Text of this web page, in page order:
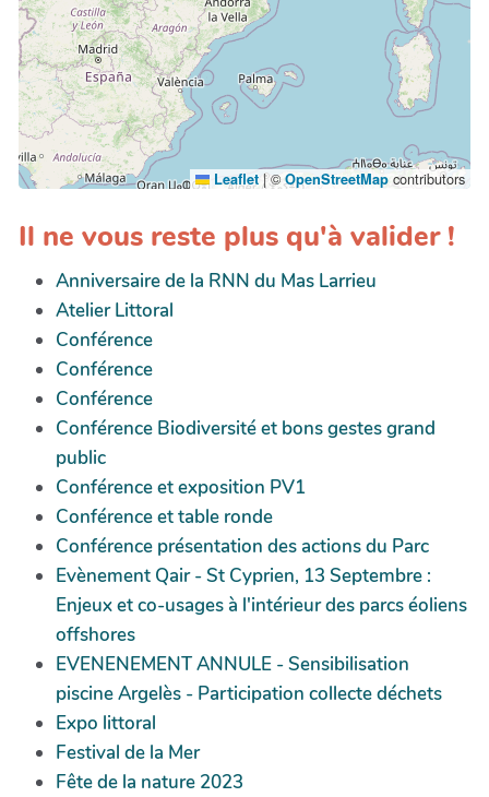
Leaflet |©OpenStreetMap contributors
Il ne vous reste plus qu'à valider !
Anniversaire de la RNN du Mas Larrieu
Atelier Littoral
Conférence
Conférence
Conférence
Conférence Biodiversité et bons gestes grand
public
Conférence et exposition PV1
Conférence et table ronde
Conférence présentation des actions du Parc
Evènement Qair - St Cyprien, 13 Septembre :
Enjeux et co-usages à l'intérieur des parcs éoliens
offshores
EVENENEMENT ANNULE - Sensibilisation
piscine Argelès - Participation collecte déchets
Expo littoral
Festival de la Mer
Fête de la nature 2023